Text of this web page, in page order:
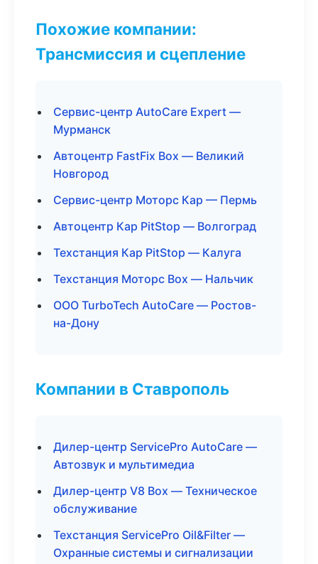
Похожие компании:
Трансмиссия и сцепление
Сервис-центр AutoCare Expert —
Мурманск
Автоцентр FastFix Box — Великий
Новгород
Сервис-центр Моторс Кар — Пермь
Автоцентр Кар PitStop — Волгоград
Техстанция Кар PitStop — Калуга
Техстанция Моторс Box — Нальчик
ООО TurboTech AutoCare — Ростов-
на-Дону
Компании в Ставрополь
Дилер-центр ServicePro AutoCare —
Автозвук и мультимедиа
Дилер-центр V8 Box — Техническое
обслуживание
Техстанция ServicePro Oil&Filter —
Охранные системы и сигнализации